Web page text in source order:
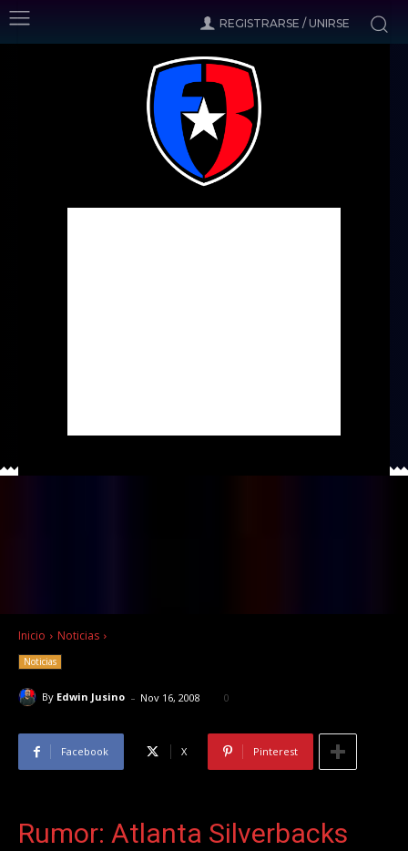
REGISTRARSE / UNIRSE
Inicio Noticias
Noticias
By Edwin Jusino - Nov 16, 2008 0
Facebook X Pinterest
Rumor: Atlanta Silverbacks